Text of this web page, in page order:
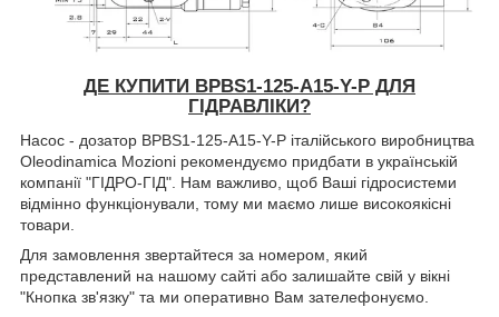
ДЕ КУПИТИ BPBS1-125-A15-Y-P ДЛЯ
ГІДРАВЛІКИ?
Насос - дозатор BPBS1-125-A15-Y-P італійського виробництва
Oleodinamica Mozioni рекомендуємо придбати в українській
компанії "ГІДРО-ГІД". Нам важливо, щоб Ваші гідросистеми
відмінно функціонували, тому ми маємо лише високоякісні
товари.
Для замовлення звертайтеся за номером, який
представлений на нашому сайті або залишайте свій у вікні
"Кнопка зв'язку" та ми оперативно Вам зателефонуємо.